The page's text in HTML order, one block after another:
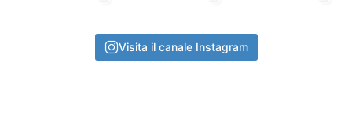
Visita il canale Instagram